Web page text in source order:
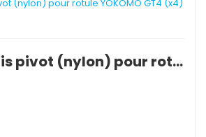
ZE-008BS/Vis pivot (nylon) pour rotule YOKOMO GT4 (x4) OCCASION.